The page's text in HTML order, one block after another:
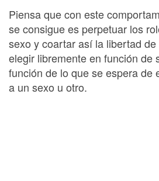
Piensa que con este
se consigue es perpetuar los
sexo y coartar así la libertad
elegir libremente en función de
función de lo que se espera de
a un sexo u otro.